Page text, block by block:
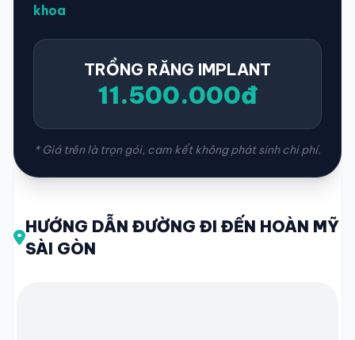
khoa
TRỒNG RĂNG IMPLANT
11.500.000đ
* Giá trên là trọn gói, cam kết không phát sinh chi phí.
HƯỚNG DẪN ĐƯỜNG ĐI ĐẾN HOÀN MỸ
SÀI GÒN